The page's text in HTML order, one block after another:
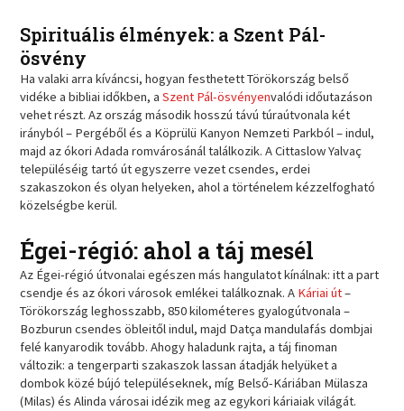
Spirituális élmények: a Szent Pál-
ösvény
Ha valaki arra kíváncsi, hogyan festhetett Törökország belső
vidéke a bibliai időkben, aSzent Pál-ösvényenvalódi időutazáson
vehet részt. Az ország második hosszú távú túraútvonala két
irányból – Pergéből és a Köprülü Kanyon Nemzeti Parkból – indul,
majd az ókori Adada romvárosánál találkozik. A Cittaslow Yalvaç
településéig tartó út egyszerre vezet csendes, erdei
szakaszokon és olyan helyeken, ahol a történelem kézzelfogható
közelségbe kerül.
Égei-régió: ahol a táj mesél
Az Égei-régió útvonalai egészen más hangulatot kínálnak: itt a part
csendje és az ókori városok emlékei találkoznak. A Káriai út–
Törökország leghosszabb, 850 kilométeres gyalogútvonala –
Bozburun csendes öbleitől indul, majd Datça mandulafás dombjai
felé kanyarodik tovább. Ahogy haladunk rajta, a táj finoman
változik: a tengerparti szakaszok lassan átadják helyüket a
dombok közé bújó településeknek, míg Belső-Káriában Mülasza
(Milas) és Alinda városai idézik meg az egykori káriaiak világát.